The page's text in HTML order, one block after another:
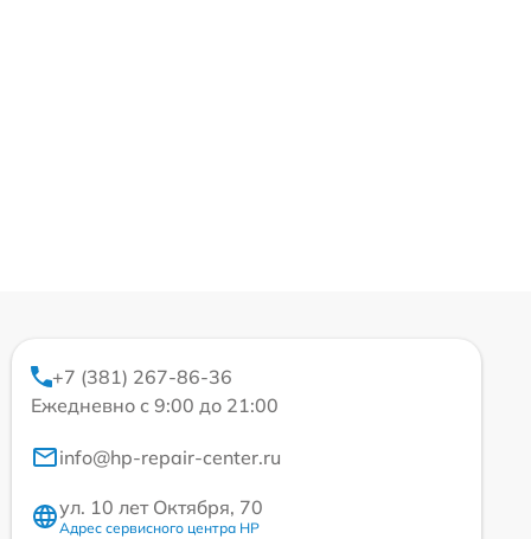
+7 (381) 267-86-36
Ежедневно с 9:00 до 21:00
info@hp-repair-center.ru
ул. 10 лет Октября, 70
Адрес сервисного центра HP